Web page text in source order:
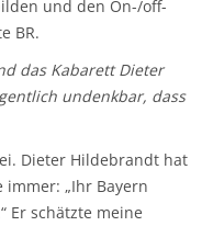
und den On-/off-
BR.
das Kabarett Dieter
undenkbar, dass
Dieter Hildebrandt hat
„Ihr Bayern
Er schätzte meine